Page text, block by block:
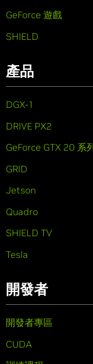
GeForce 遊戲
SHIELD
產品
DGX-1
DRIVE PX2
GeForce GTX 20 系
GRID
Jetson
Quadro
SHIELD TV
Tesla
開發者
開發者專區
CUDA